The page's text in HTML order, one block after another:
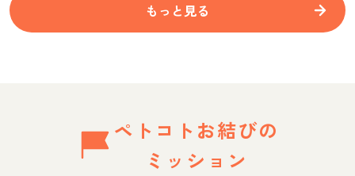
もっと見る
ペトコトお結びの
ミッション